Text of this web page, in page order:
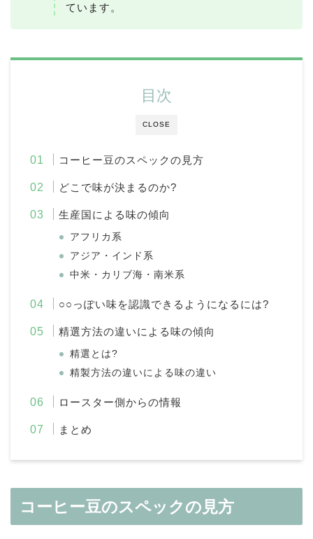
ています。
CLOSE
目次
コーヒー豆のスペックの⾒⽅
どこで味が決まるのか?
⽣産国による味の傾向
アフリカ系
アジア・インド系
中⽶・カリブ海・南⽶系
○○っぽい味を認識できるようになるには?
精選⽅法の違いによる味の傾向
精選とは?
精製⽅法の違いによる味の違い
ロースター側からの情報
まとめ
コーヒー豆のスペックの⾒⽅